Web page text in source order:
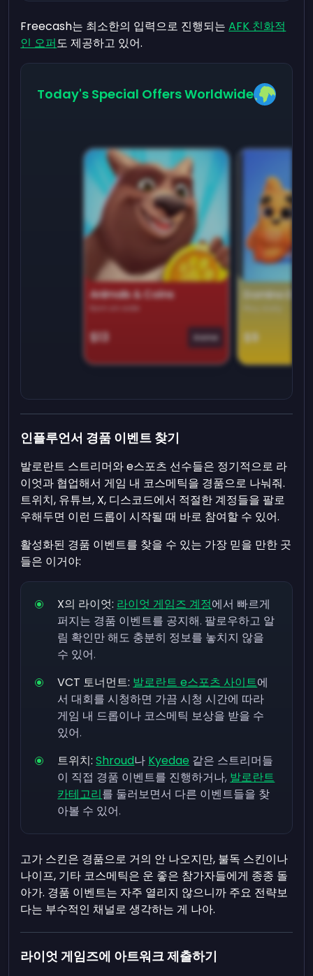
Freecash는 최소한의 입력으로 진행되는AFK 친화적
인 오퍼도 제공하고 있어.
Today's Special Offers Worldwide
Animals & Coins
$13 Game
Domino
$9
인플루언서 경품 이벤트 찾기
발로란트 스트리머와 e스포츠 선수들은 정기적으로 라
이엇과 협업해서 게임 내 코스메틱을 경품으로 나눠줘.
트위치, 유튜브, X, 디스코드에서 적절한 계정들을 팔로
우해두면 이런 드롭이 시작될 때 바로 참여할 수 있어.
활성화된 경품 이벤트를 찾을 수 있는 가장 믿을 만한 곳
들은 이거야:
X의 라이엇: 라이엇 게임즈 계정에서 빠르게
퍼지는 경품 이벤트를 공지해. 팔로우하고 알
림 확인만 해도 충분히 정보를 놓치지 않을
수 있어.
VCT 토너먼트: 발로란트 e스포츠 사이트에
서 대회를 시청하면 가끔 시청 시간에 따라
게임 내 드롭이나 코스메틱 보상을 받을 수
있어.
트위치: Shroud나 Kyedae 같은 스트리머들
이 직접 경품 이벤트를 진행하거나, 발로란트
카테고리를 둘러보면서 다른 이벤트들을 찾
아볼 수 있어.
고가 스킨은 경품으로 거의 안 나오지만, 불독 스킨이나
나이프, 기타 코스메틱은 운 좋은 참가자들에게 종종 돌
아가. 경품 이벤트는 자주 열리지 않으니까 주요 전략보
다는 부수적인 채널로 생각하는 게 나아.
라이엇 게임즈에 아트워크 제출하기